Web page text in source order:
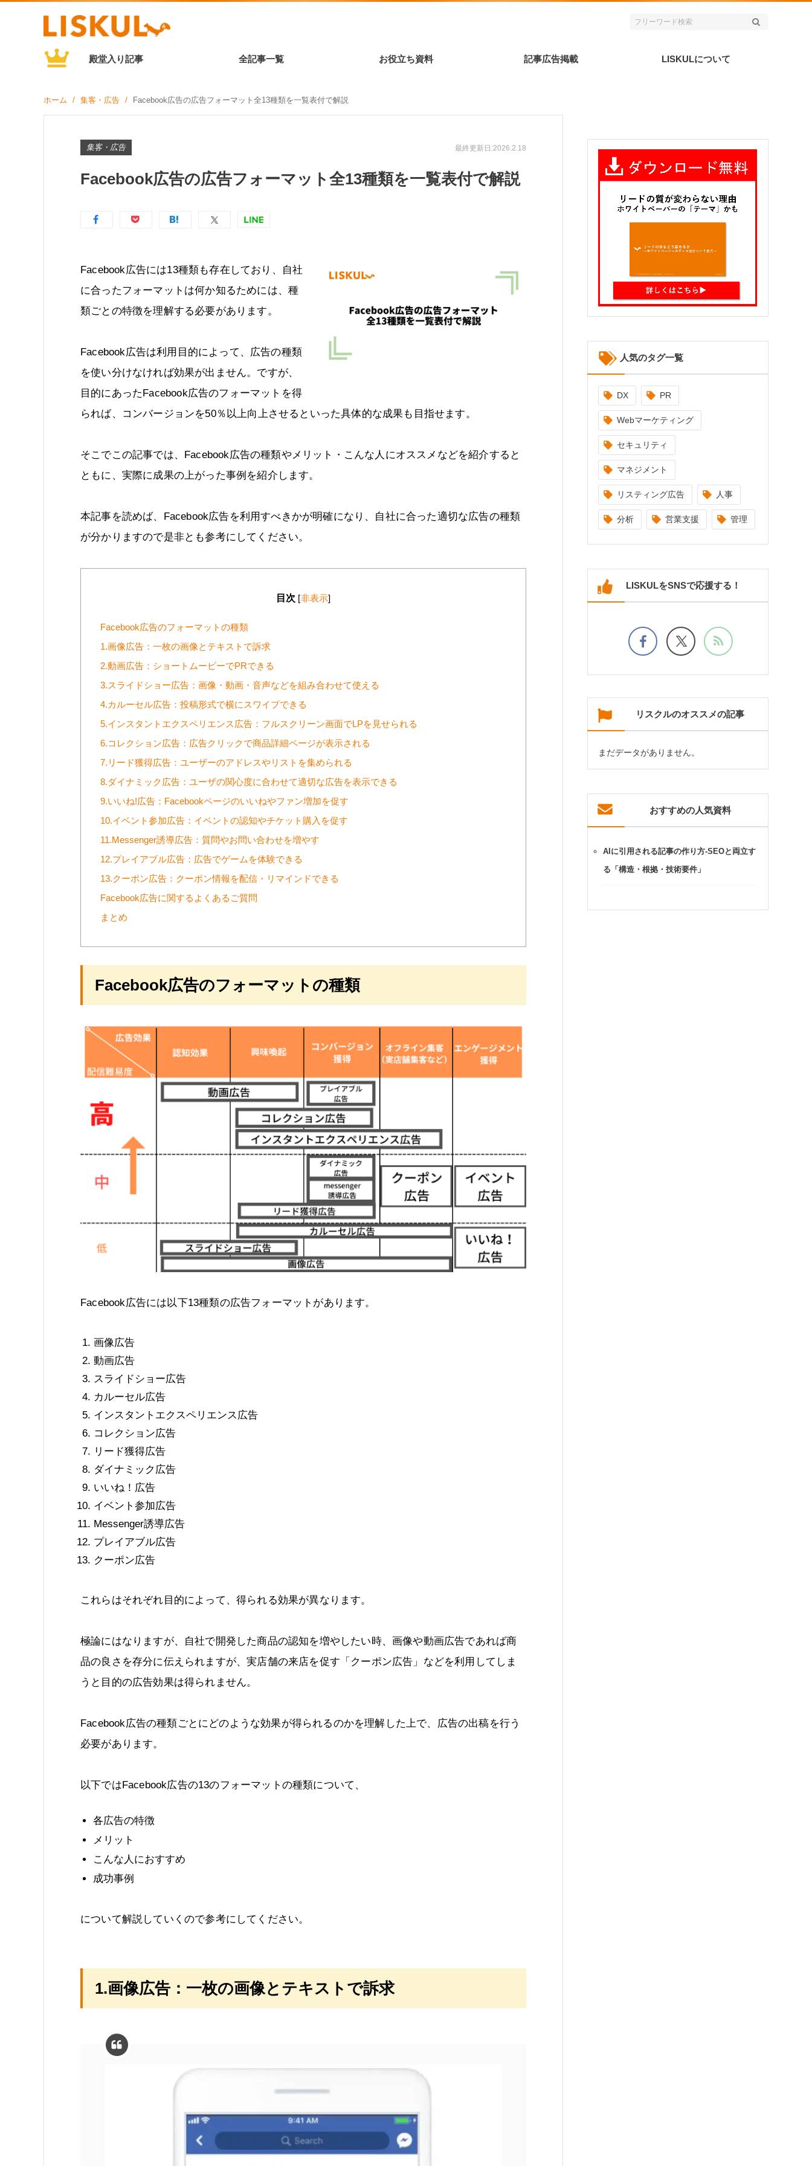
殿堂入り記事 全記事一覧 お役立ち資料 記事広告掲載 LISKULについて
ホーム 集客・広告 Facebook広告の広告フォーマット全13種類を一覧表付で解説
集客・広告 最終更新日:2026.2.18
Facebook広告の広告フォーマット全13種類を一覧表付で解説
Facebook広告には13種類も存在しており、自社
に合ったフォーマットは何か知るためには、種
類ごとの特徴を理解する必要があります。
Facebook広告は利用目的によって、広告の種類
を使い分けなければ効果が出ません。ですが、
目的にあったFacebook広告のフォーマットを得
られば、コンバージョンを50％以上向上させるといった具体的な成果も目指せます。
そこでこの記事では、Facebook広告の種類やメリット・こんな人にオススメなどを紹介すると
ともに、実際に成果の上がった事例を紹介します。
本記事を読めば、Facebook広告を利用すべきかが明確になり、自社に合った適切な広告の種類
が分かりますので是非とも参考にしてください。
目次 [非表示]
Facebook広告のフォーマットの種類
1.画像広告：一枚の画像とテキストで訴求
2.動画広告：ショートムービーでPRできる
3.スライドショー広告：画像・動画・音声などを組み合わせて使える
4.カルーセル広告：投稿形式で横にスワイプできる
5.インスタントエクスペリエンス広告：フルスクリーン画面でLPを見せられる
6.コレクション広告：広告クリックで商品詳細ページが表示される
7.リード獲得広告：ユーザーのアドレスやリストを集められる
8.ダイナミック広告：ユーザの関心度に合わせて適切な広告を表示できる
9.いいね!広告：Facebookページのいいねやファン増加を促す
10.イベント参加広告：イベントの認知やチケット購入を促す
11.Messenger誘導広告：質問やお問い合わせを増やす
12.プレイアブル広告：広告でゲームを体験できる
13.クーポン広告：クーポン情報を配信・リマインドできる
Facebook広告に関するよくあるご質問
まとめ
Facebook広告のフォーマットの種類
Facebook広告には以下13種類の広告フォーマットがあります。
画像広告
動画広告
スライドショー広告
カルーセル広告
インスタントエクスペリエンス広告
コレクション広告
リード獲得広告
ダイナミック広告
いいね！広告
イベント参加広告
Messenger誘導広告
プレイアブル広告
クーポン広告
これらはそれぞれ目的によって、得られる効果が異なります。
極論にはなりますが、自社で開発した商品の認知を増やしたい時、画像や動画広告であれば商
品の良さを存分に伝えられますが、実店舗の来店を促す「クーポン広告」などを利用してしま
うと目的の広告効果は得られません。
Facebook広告の種類ごとにどのような効果が得られるのかを理解した上で、広告の出稿を行う
必要があります。
以下ではFacebook広告の13のフォーマットの種類について、
各広告の特徴
メリット
こんな人におすすめ
成功事例
について解説していくので参考にしてください。
1.画像広告：一枚の画像とテキストで訴求
人気のタグ一覧
DX PR
Webマーケティング
セキュリティ
マネジメント
リスティング広告 人事
分析 営業支援 管理
LISKULをSNSで応援する！
リスクルのオススメの記事
まだデータがありません。
おすすめの人気資料
AIに引用される記事の作り方-SEOと両立す
る「構造・根拠・技術要件」